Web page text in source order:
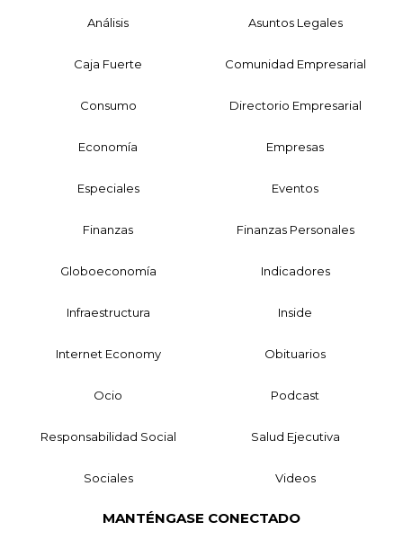
Análisis Asuntos Legales
Caja Fuerte Comunidad Empresarial
Consumo Directorio Empresarial
Economía Empresas
Especiales Eventos
Finanzas Finanzas Personales
Globoeconomía Indicadores
Infraestructura Inside
Internet Economy Obituarios
Ocio Podcast
Responsabilidad Social Salud Ejecutiva
Sociales Videos
MANTÉNGASE CONECTADO